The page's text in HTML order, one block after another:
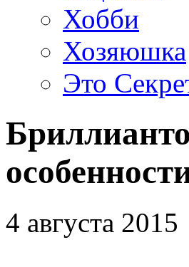
Хобби
Хозяюшка
Это
4 августа 2015